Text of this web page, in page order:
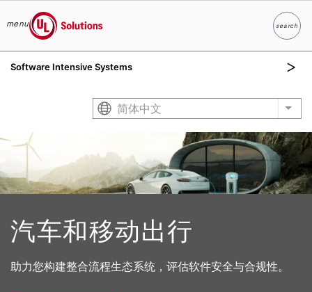
menu
UL Solutions
searchSearch
Software Intensive Systems
简体中文 List
汽车和移动出行
助力您构建整合流程生态系统，评估软件安全与合规性。